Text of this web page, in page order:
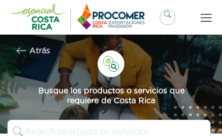
contenido
Atrás
Busque los productos o servicios que
requiere de Costa Rica